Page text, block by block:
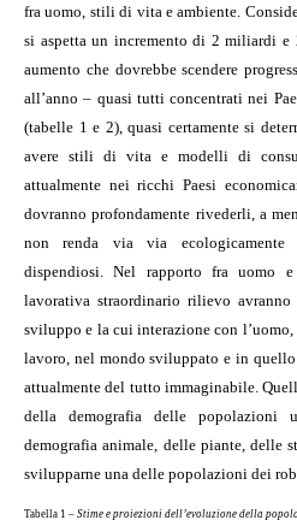
fra uomo, stili di vita e ambiente.
si aspetta un incremento di 2 miliardi
aumento che dovrebbe scendere
all’anno – quasi tutti concentrati nei
(tabelle 1 e 2), quasi certamente si
avere stili di vita e modelli di
attualmente nei ricchi Paesi
dovranno profondamente rivederli, a
non renda via via
dispendiosi. Nel rapporto fra uomo
lavorativa straordinario rilievo
sviluppo e la cui interazione con
lavoro, nel mondo sviluppato e in quello
attualmente del tutto immaginabile.
della demografia delle popolazioni
demografia animale, delle piante, delle
svilupparne una delle popolazioni dei
Tabella 1 – Stime e proiezioni dell’evoluzione della